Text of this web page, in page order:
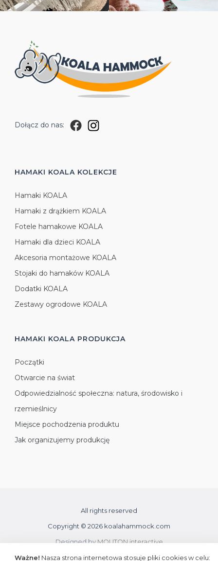
Dołącz do nas:
HAMAKI KOALA KOLEKCJE
Hamaki KOALA
Hamaki z drążkiem KOALA
Fotele hamakowe KOALA
Hamaki dla dzieci KOALA
Akcesoria montażowe KOALA
Stojaki do hamaków KOALA
Dodatki KOALA
Zestawy ogrodowe KOALA
HAMAKI KOALA PRODUKCJA
Początki
Otwarcie na świat
Odpowiedzialność społeczna: natura, środowisko i
rzemieślnicy
Miejsce pochodzenia produktu
Jak organizujemy produkcję
All rights reserved
Copyright © 2026 koalahammock.com
Designed by MOUTON interactive
Ważne! Nasza strona internetowa stosuje pliki cookies w celu: